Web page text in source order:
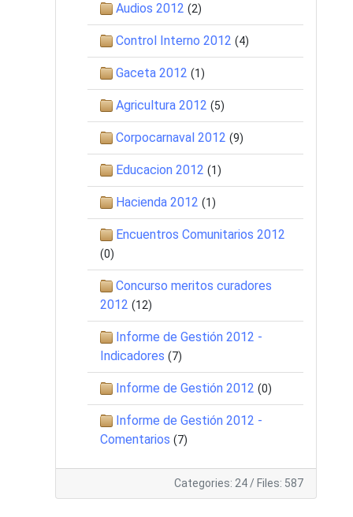
Audios 2012 (2)
Control Interno 2012 (4)
Gaceta 2012 (1)
Agricultura 2012 (5)
Corpocarnaval 2012 (9)
Educacion 2012 (1)
Hacienda 2012 (1)
Encuentros Comunitarios 2012
(0)
Concurso meritos curadores
2012 (12)
Informe de Gestión 2012 -
Indicadores (7)
Informe de Gestión 2012 (0)
Informe de Gestión 2012 -
Comentarios (7)
Categories: 24 / Files: 587